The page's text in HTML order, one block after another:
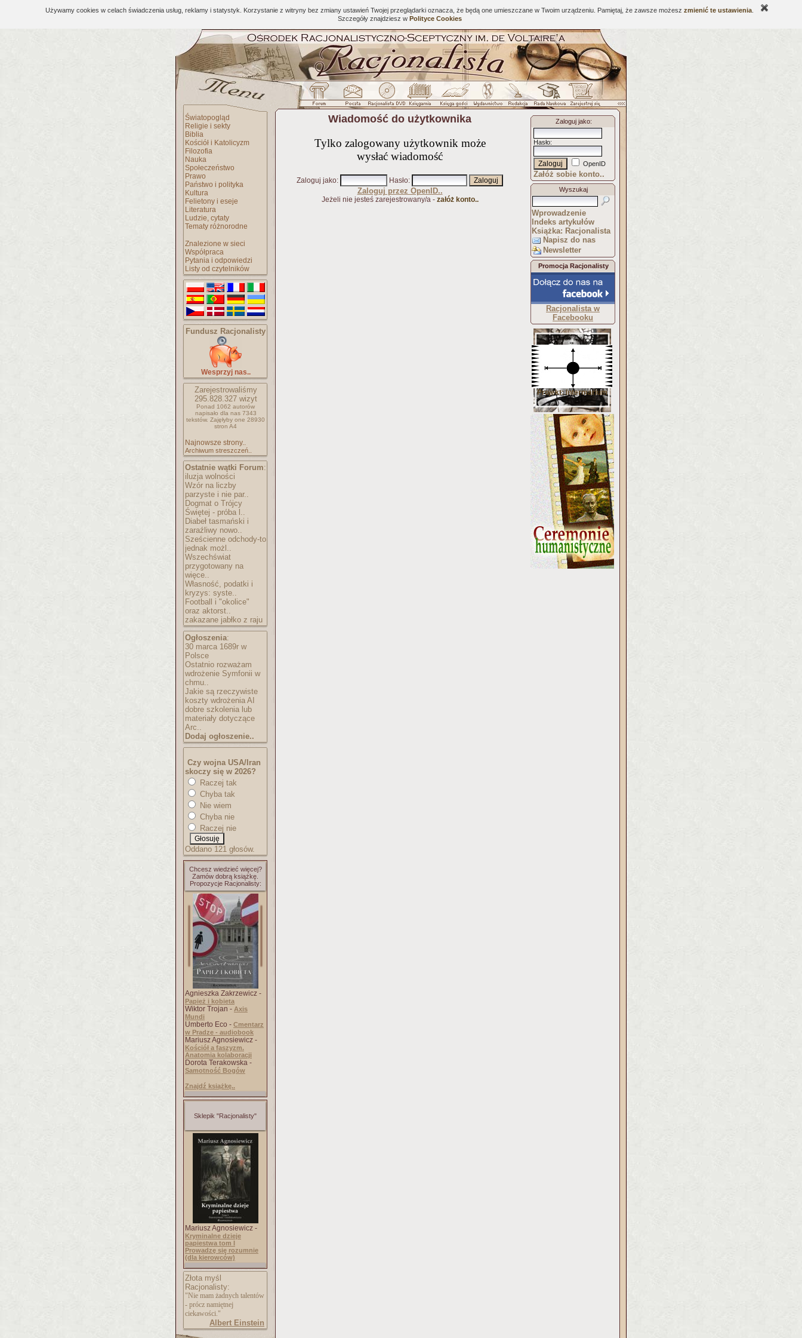
Używamy cookies w celach świadczenia usług, reklamy i statystyk. Korzystanie z witryny bez zmiany ustawień Twojej przeglądarki oznacza, że będą one umieszczane w Twoim urządzeniu. Pamiętaj, że zawsze możesz zmienić te ustawienia
Szczegóły znajdziesz w Polityce Cookies
Światopogląd
Religie i sekty
Biblia
Kościół i Katolicyzm
Filozofia
Nauka
Społeczeństwo
Prawo
Państwo i polityka
Kultura
Felietony i eseje
Literatura
Ludzie, cytaty
Tematy różnorodne
Znalezione w sieci
Współpraca
Pytania i odpowiedzi
Listy od czytelników
Fundusz Racjonalisty
Wesprzyj nas..
Zarejestrowaliśmy
295.828.327wizyt
Ponad 1062 autorów
napisało dla nas 7343
tekstów. Zajęłyby one 28930
stron A4
Najnowsze strony..
Archiwum streszczeń..
Ostatnie wątki Forum:
iluzja wolności
Wzór na liczby
parzyste i nie par..
Dogmat o Trójcy
Świętej - próba l..
Diabeł tasmański i
zaraźliwy nowo..
Sześcienne odchody-to
jednak możl..
Wszechświat
przygotowany na
więce..
Własność, podatki i
kryzys: syste..
Football i "okolice"
oraz aktorst..
zakazane jabłko z raju
Ogłoszenia:
30 marca 1689r w
Polsce
Ostatnio rozważam
wdrożenie Symfonii w
chmu..
Jakie są rzeczywiste
koszty wdrożenia AI
dobre szkolenia lub
materiały dotyczące
Arc..
Dodaj ogłoszenie..
Czy wojna USA/Iran
skoczy się w 2026?
Raczej tak
Chyba tak
Nie wiem
Chyba nie
Raczej nie
Oddano 121 głosów.
Chcesz wiedzieć więcej?
Zamów dobrą książkę.
Propozycje Racjonalisty:
Agnieszka Zakrzewicz -
Papież i kobieta
Wiktor Trojan - Axis
Mundi
Umberto Eco - Cmentarz
w Pradze - audiobook
Mariusz Agnosiewicz -
Kościół a faszyzm.
Anatomia kolaboracji
Dorota Terakowska -
Samotność Bogów
Znajdź książkę..
Sklepik "Racjonalisty"
Mariusz Agnosiewicz -
Kryminalne dzieje
papiestwa tom I
Prowadzę się rozumnie
(dla kierowców)
Złota myśl
Racjonalisty:
"Nie mam żadnych talentów
- prócz namiętnej
ciekawości."
Albert Einstein
Wiadomość do użytkownika
Tylko zalogowany użytkownik może
wysłać wiadomość
Zaloguj jako: Hasło:
Zaloguj przez OpenID..
Jeżeli nie jesteś zarejestrowany/a - załóż konto..
Zaloguj jako:
Hasło:
OpenID
Załóż sobie konto..
Wyszukaj
Wprowadzenie
Indeks artykułów
Książka: Racjonalista
Napisz do nas
Newsletter
Promocja Racjonalisty
Racjonalista w
Facebooku